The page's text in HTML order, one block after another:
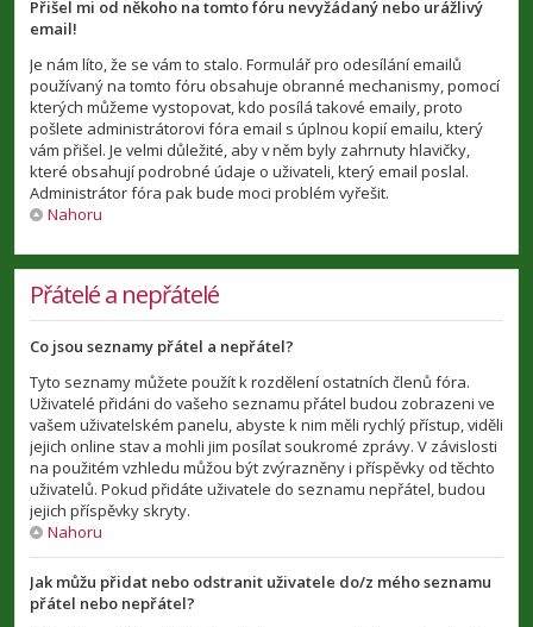
Přišel mi od někoho na tomto fóru nevyžádaný nebo urážlivý
email!
Je nám líto, že se vám to stalo. Formulář pro odesílání emailů
používaný na tomto fóru obsahuje obranné mechanismy, pomocí
kterých můžeme vystopovat, kdo posílá takové emaily, proto
pošlete administrátorovi fóra email s úplnou kopií emailu, který
vám přišel. Je velmi důležité, aby v něm byly zahrnuty hlavičky,
které obsahují podrobné údaje o uživateli, který email poslal.
Administrátor fóra pak bude moci problém vyřešit.
Nahoru
Přátelé a nepřátelé
Co jsou seznamy přátel a nepřátel?
Tyto seznamy můžete použít k rozdělení ostatních členů fóra.
Uživatelé přidáni do vašeho seznamu přátel budou zobrazeni ve
vašem uživatelském panelu, abyste k nim měli rychlý přístup, viděli
jejich online stav a mohli jim posílat soukromé zprávy. V závislosti
na použitém vzhledu můžou být zvýrazněny i příspěvky od těchto
uživatelů. Pokud přidáte uživatele do seznamu nepřátel, budou
jejich příspěvky skryty.
Nahoru
Jak můžu přidat nebo odstranit uživatele do/z mého seznamu
přátel nebo nepřátel?